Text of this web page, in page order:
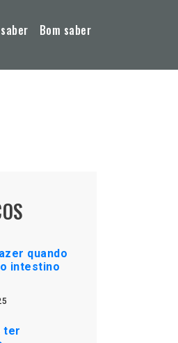
Bom saber
quando
intestino
ter